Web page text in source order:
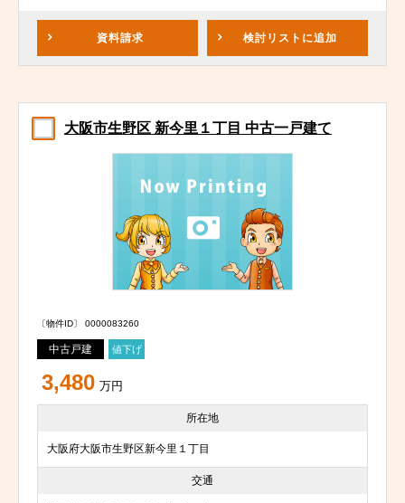
資料請求 検討リスト に追加
大阪市生野区 新今里１丁目 中古一戸建て
〔物件ID〕 0000083260
中古戸建 値下げ
3,480 万円
所在地
大阪府大阪市生野区新今里１丁目
交通